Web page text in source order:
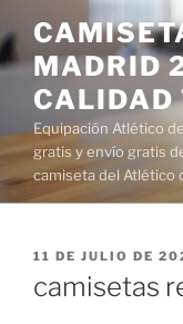
al
contenido
MADRID
CALIDAD
Equipación Atlético
gratis y envío gratis
camiseta del Atlético
PUBLICADO
11 DE JULIO DE
camisetas